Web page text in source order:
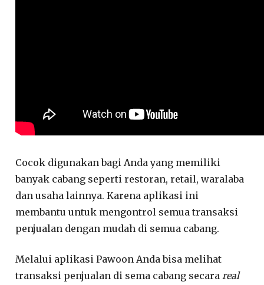
Cocok digunakan bagi Anda yang memiliki
banyak cabang seperti restoran, retail, waralaba
dan usaha lainnya. Karena aplikasi ini
membantu untuk mengontrol semua transaksi
penjualan dengan mudah di semua cabang.
Melalui aplikasi Pawoon Anda bisa melihat
transaksi penjualan di sema cabang secara real